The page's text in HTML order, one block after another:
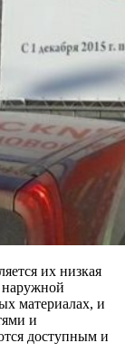
их низкая
материалах, и
и
доступным и